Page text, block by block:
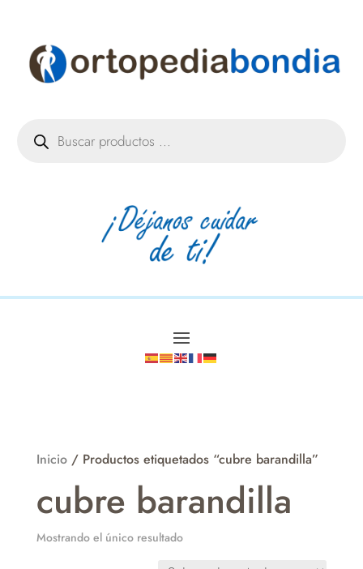
productos
Inicio/ Productos etiquetados “cubre barandilla”
cubre barandilla
Mostrando el único resultado